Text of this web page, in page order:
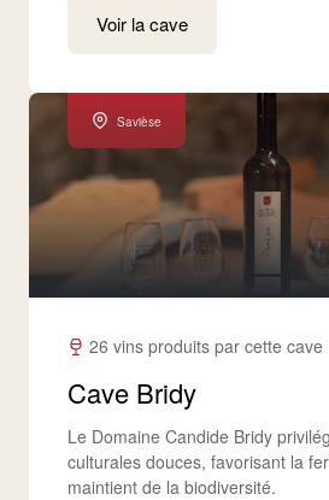
Voir la cave
Savièse
26 vins produits par cette cave
Cave Bridy
Le Domaine Candide Bridy
culturales douces, favorisant la
maintient de la biodiversité.​